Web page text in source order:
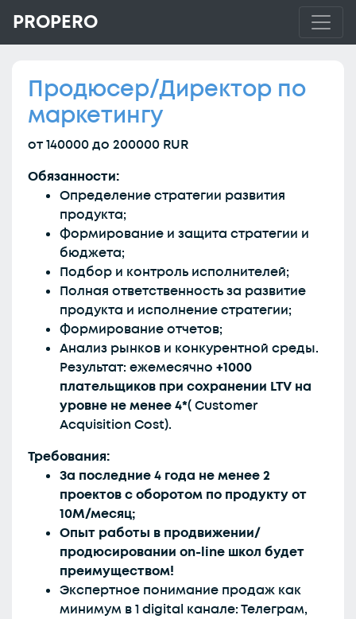
PROPERO
Продюсер/Директор по
маркетингу
от 140000 до 200000 RUR
Обязанности:
Определение стратегии развития
продукта;
Формирование и защита стратегии и
бюджета;
Подбор и контроль исполнителей;
Полная ответственность за развитие
продукта и исполнение стратегии;
Формирование отчетов;
Анализ рынков и конкурентной среды.
Результат: ежемесячно +1000
плательщиков при сохранении LTV на
уровне не менее 4*( Customer
Acquisition Cost).
Требования:
За последние 4 года не менее 2
проектов с оборотом по продукту от
10М/месяц;
Опыт работы в продвижении/
продюсировании on-line школ будет
преимуществом!
Экспертное понимание продаж как
минимум в 1 digital канале: Телеграм,